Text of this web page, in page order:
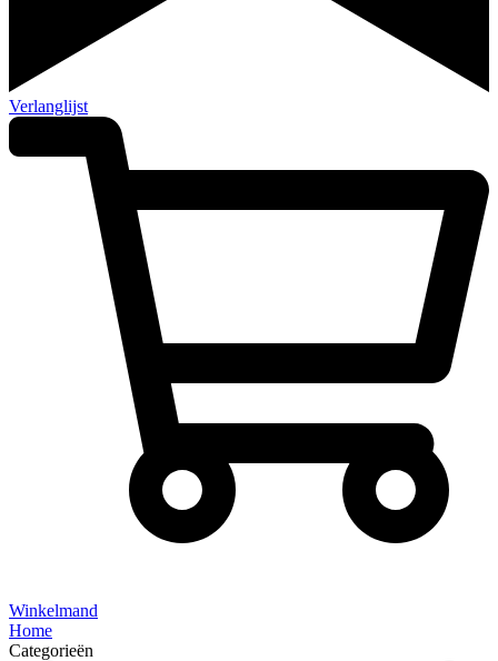
Verlanglijst
Winkelmand
Home
Categorieën